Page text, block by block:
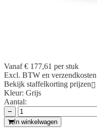
Vanaf € 177,61 per stuk
Excl. BTW en verzendkosten
Bekijk staffelkorting prijzen
Kleur: Grijs
Aantal:
In winkelwagen